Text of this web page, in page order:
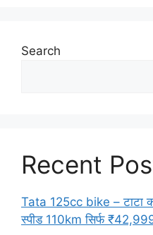
Search
Recent
Tata 125cc bike – टाटा
स्पीड 110km सिर्फ